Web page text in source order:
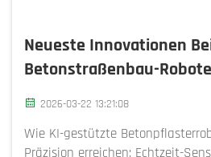
Neueste Innovationen
Betonstraßenbau-
2026-03-22 13:21:08
Wie KI-gestützte
Präzision erreichen: Echtzeit-